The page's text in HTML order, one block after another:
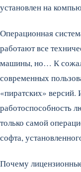
установлен на
Операционная
работают все
машины, но… К
современных
«пиратских»
работоспособность
только самой
софта,
Почему